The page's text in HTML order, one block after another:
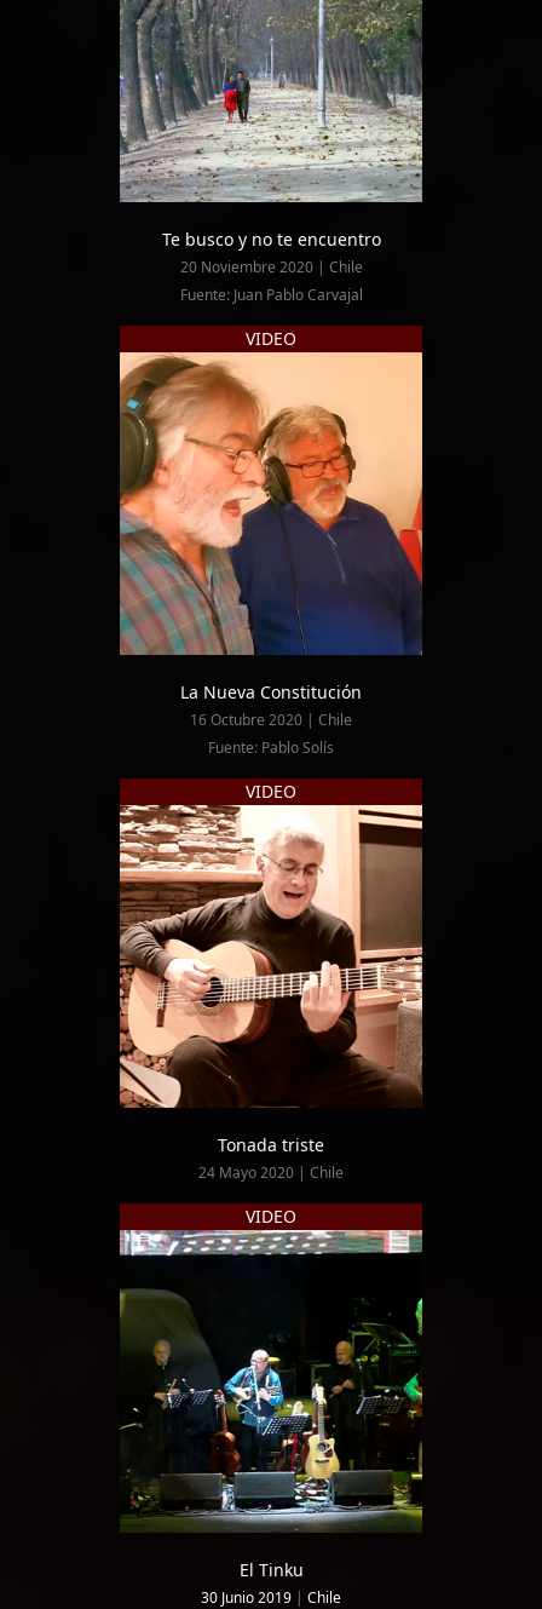
Te busco y no te encuentro
20 Noviembre 2020 | Chile
Fuente: Juan Pablo Carvajal
VIDEO
La Nueva Constitución
16 Octubre 2020 | Chile
Fuente: Pablo Solís
VIDEO
Tonada triste
24 Mayo 2020 | Chile
VIDEO
El Tinku
30 Junio 2019 | Chile